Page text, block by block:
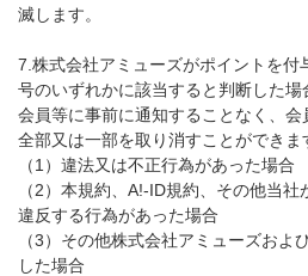
滅します。
7.株式会社アミューズがポイントを付
号のいずれかに該当すると判断した
会員等に事前に通知することなく、
全部又は一部を取り消すことができま
（1）違法又は不正行為があった場合
（2）本規約、A!-ID規約、その他当
違反する行為があった場合
（3）その他株式会社アミューズおよ
した場合